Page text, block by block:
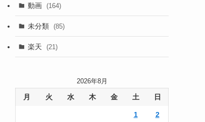
(105)
(186)
動画 (164)
未分類 (85)
楽天 (21)
2026年8月
月 火 水 木 金 土 日
1 2